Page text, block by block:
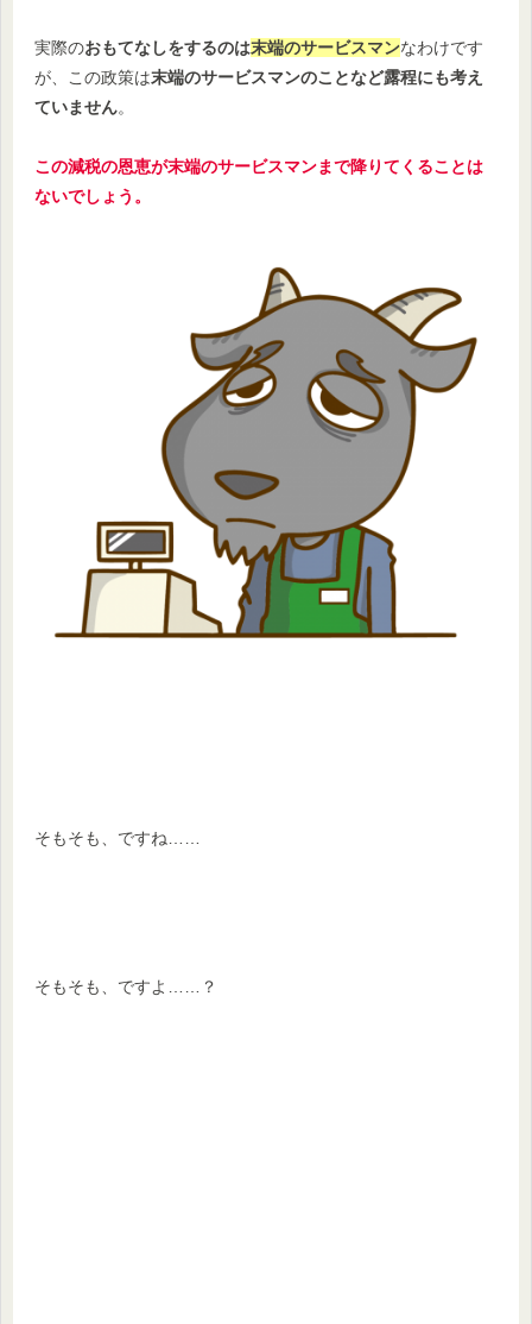
実際のおもてなしをするのは末端のサービスマンなわけです
が、この政策は末端のサービスマンのことなど露程にも考え
ていません。
この減税の恩恵が末端のサービスマンまで降りてくることは
ないでしょう。
そもそも、ですね……
そもそも、ですよ……？